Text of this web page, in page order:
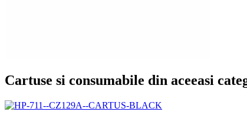
Cartuse si consumabile din aceeasi